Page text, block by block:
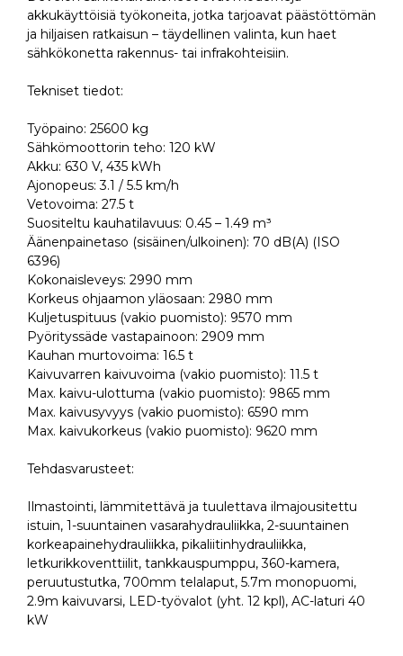
akkukäyttöisiä työkoneita, jotka tarjoavat päästöttömän
ja hiljaisen ratkaisun – täydellinen valinta, kun haet
sähkökonetta rakennus- tai infrakohteisiin.
Tekniset tiedot:
Työpaino: 25600 kg
Sähkömoottorin teho: 120 kW
Akku: 630 V, 435 kWh
Ajonopeus: 3.1 / 5.5 km/h
Vetovoima: 27.5 t
Suositeltu kauhatilavuus: 0.45 – 1.49 m³
Äänenpainetaso (sisäinen/ulkoinen): 70 dB(A) (ISO
6396)
Kokonaisleveys: 2990 mm
Korkeus ohjaamon yläosaan: 2980 mm
Kuljetuspituus (vakio puomisto): 9570 mm
Pyörityssäde vastapainoon: 2909 mm
Kauhan murtovoima: 16.5 t
Kaivuvarren kaivuvoima (vakio puomisto): 11.5 t
Max. kaivu-ulottuma (vakio puomisto): 9865 mm
Max. kaivusyvyys (vakio puomisto): 6590 mm
Max. kaivukorkeus (vakio puomisto): 9620 mm
Tehdasvarusteet:
Ilmastointi, lämmitettävä ja tuulettava ilmajousitettu
istuin, 1-suuntainen vasarahydrauliikka, 2-suuntainen
korkeapainehydrauliikka, pikaliitinhydrauliikka,
letkurikkoventtiilit, tankkauspumppu, 360-kamera,
peruutustutka, 700mm telalaput, 5.7m monopuomi,
2.9m kaivuvarsi, LED-työvalot (yht. 12 kpl), AC-laturi 40
kW